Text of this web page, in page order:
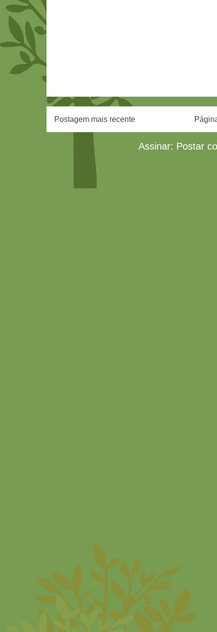
Postagem mais recente
Assinar: Postar